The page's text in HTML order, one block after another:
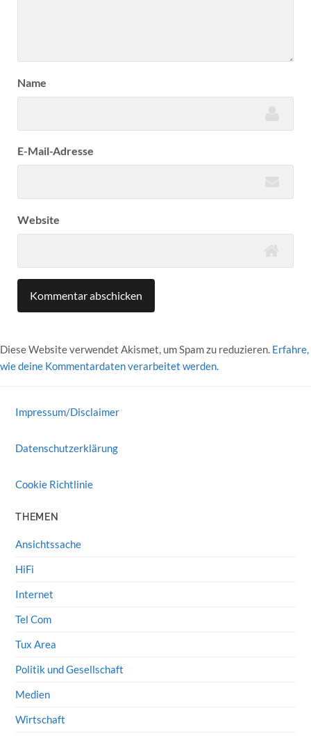
Name
E-Mail-Adresse
Website
Diese Website verwendet Akismet, um Spam zu reduzieren. Erfahre,
wie deine Kommentardaten verarbeitet werden.
Impressum/Disclaimer
Datenschutzerklärung
Cookie Richtlinie
THEMEN
Ansichtssache
HiFi
Internet
Tel Com
Tux Area
Politik und Gesellschaft
Medien
Wirtschaft